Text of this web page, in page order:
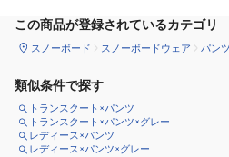
この商品が登録されているカテゴリ
スノーボード スノーボードウェア パンツ
類似条件で探す
トランスクート×パンツ
トランスクート×パンツ×グレー
レディース×パンツ
レディース×パンツ×グレー